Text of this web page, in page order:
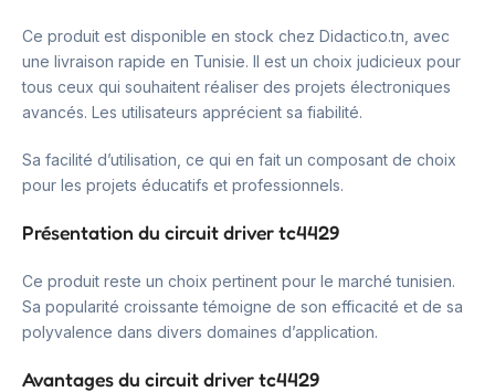
Ce produit est disponible en stock chez Didactico.tn, avec
une livraison rapide en Tunisie. Il est un choix judicieux pour
tous ceux qui souhaitent réaliser des projets électroniques
avancés. Les utilisateurs apprécient sa fiabilité.
Sa facilité d’utilisation, ce qui en fait un composant de choix
pour les projets éducatifs et professionnels.
Présentation du circuit driver tc4429
Ce produit reste un choix pertinent pour le marché tunisien.
Sa popularité croissante témoigne de son efficacité et de sa
polyvalence dans divers domaines d’application.
Avantages du circuit driver tc4429